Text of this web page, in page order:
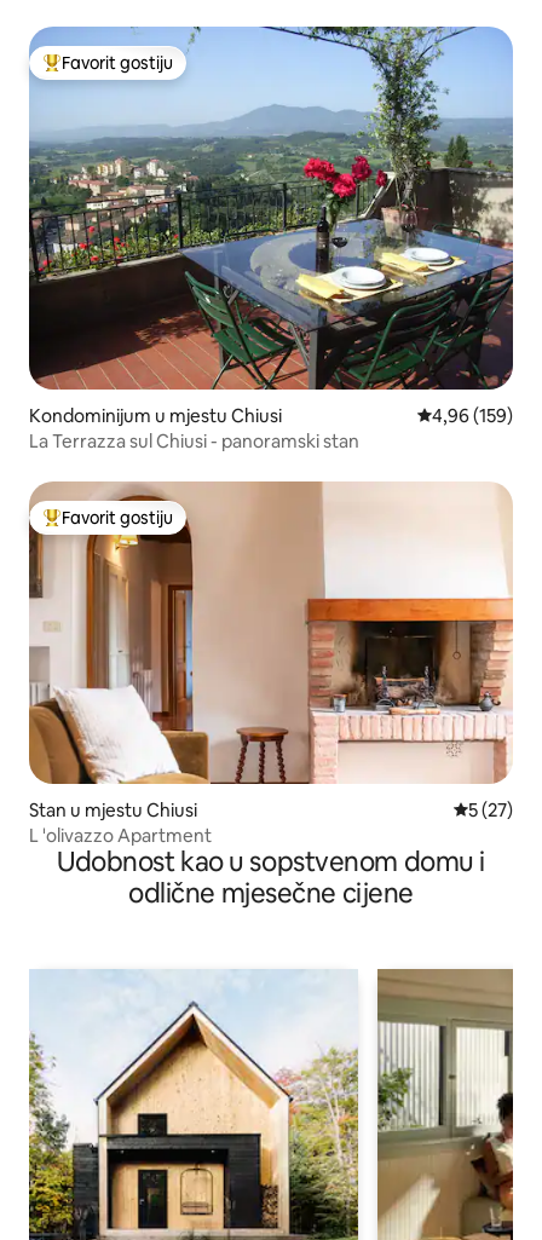
Glavni favorit gostiju
Favorit gostiju
Kondominijum u mjestu Chiusi prosječna
4,96 (159)
La Terrazza sul Chiusi - panoramski stan
Glavni favorit gostiju
Favorit gostiju
Stan u mjestu Chiusi prosječna
5 (27)
L 'olivazzo Apartment
Udobnost kao u sopstvenom domu i
odlične mjesečne cijene